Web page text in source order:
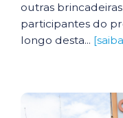
outras
participantes do
longo desta...